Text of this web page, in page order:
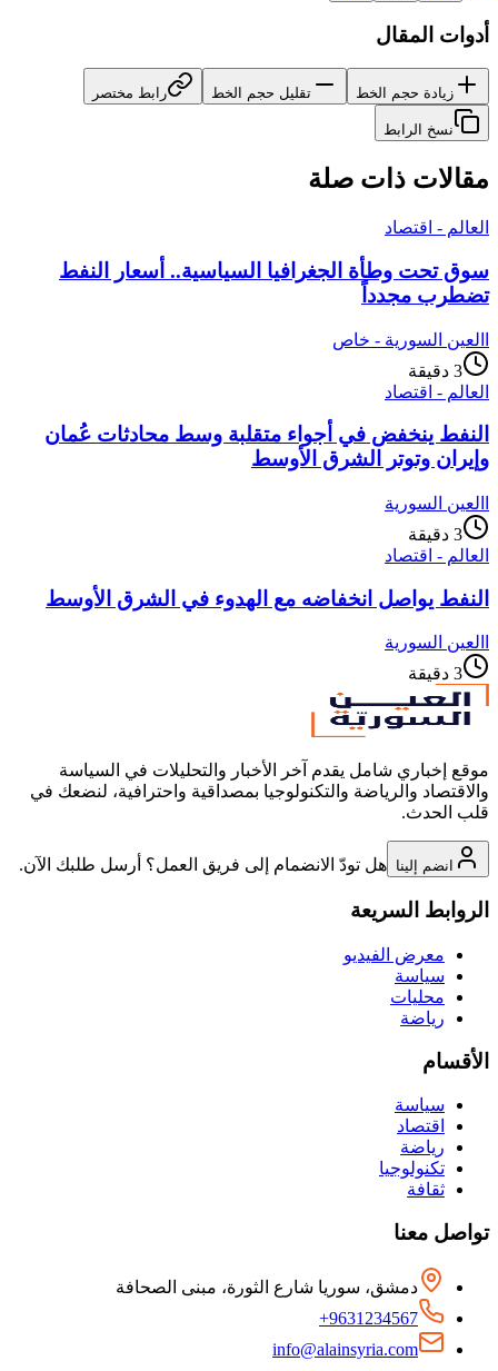
أدوات المقال
زيادة حجم الخط تقليل حجم الخط رابط مختصر
نسخ الرابط
مقالات ذات صلة
العالم - اقتصاد
سوق تحت وطأة الجغرافيا السياسية.. أسعار النفط
تضطرب مجدداً
العين السورية - خاص
3 دقيقة
العالم - اقتصاد
النفط ينخفض في أجواء متقلبة وسط محادثات عُمان
وإيران وتوتر الشرق الأوسط
العين السورية
3 دقيقة
العالم - اقتصاد
النفط يواصل انخفاضه مع الهدوء في الشرق الأوسط
العين السورية
3 دقيقة
موقع إخباري شامل يقدم آخر الأخبار والتحليلات في السياسة
والاقتصاد والرياضة والتكنولوجيا بمصداقية واحترافية، لنضعك في
قلب الحدث.
انضم إلينا هل تودّ الانضمام إلى فريق العمل؟ أرسل طلبك الآن.
الروابط السريعة
معرض الفيديو
سياسة
محليات
رياضة
الأقسام
سياسة
اقتصاد
رياضة
تكنولوجيا
ثقافة
تواصل معنا
دمشق، سوريا شارع الثورة، مبنى الصحافة
+9631234567
info@alainsyria.com